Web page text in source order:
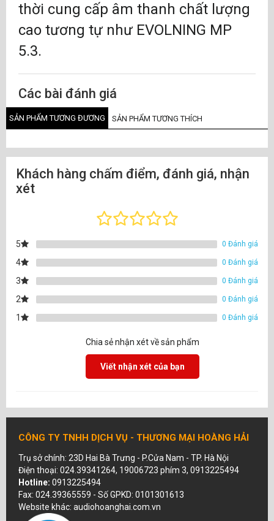
thời cung cấp âm thanh chất lượng
cao tương tự như EVOLNING MP
5.3.
Các bài đánh giá
SẢN PHẨM TƯƠNG ĐƯƠNG SẢN PHẨM TƯƠNG THÍCH
Khách hàng chấm điểm, đánh giá, nhận
xét
5 0 Đánh giá
4 0 Đánh giá
3 0 Đánh giá
2 0 Đánh giá
1 0 Đánh giá
Chia sẻ nhận xét về sản phẩm
Viết nhận xét của bạn
CÔNG TY TNHH DỊCH VỤ - THƯƠNG MẠI HOÀNG HẢI
Trụ sở chính: 23D Hai Bà Trưng - P.Cửa Nam - TP. Hà Nội
Điện thoại: 024.39341264, 19006723 phím 3, 0913225494
Hotline: 0913225494
Fax: 024.39365559 - Số GPKD: 0101301613
Website khác: audiohoanghai.com.vn